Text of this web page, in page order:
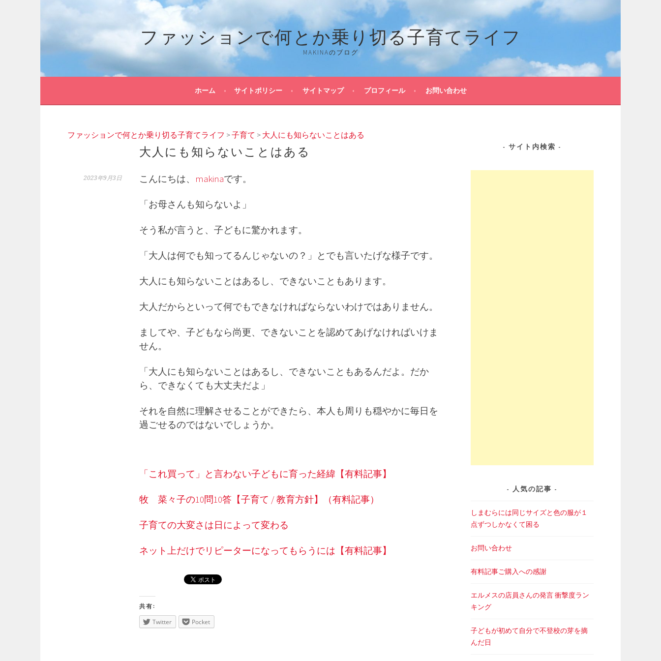
ン
ス
ファッションで何とか乗り切る子育てライフ
MAKINAのブログ
ホーム サイトポリシー サイトマップ プロフィール お問い合わせ
ファッションで何とか乗り切る子育てライフ >子育て > 大人にも知らないことはある
大人にも知らないことはある
2023年9月3日 こんにちは、 makinaです。
「お母さんも知らないよ」
そう私が言うと、子どもに驚かれます。
「大人は何でも知ってるんじゃないの？」とでも言いたげな様子です。
大人にも知らないことはあるし、できないこともあります。
大人だからといって何でもできなければならないわけではありません。
ましてや、子どもなら尚更、できないことを認めてあげなければいけま
せん。
「大人にも知らないことはあるし、できないこともあるんだよ。だか
ら、できなくても大丈夫だよ」
それを自然に理解させることができたら、本人も周りも穏やかに毎日を
過ごせるのではないでしょうか。
「これ買って」と言わない子どもに育った経緯【有料記事】
牧 菜々子の10問10答【子育て / 教育方針】（有料記事）
子育ての大変さは日によって変わる
ネット上だけでリピーターになってもらうには【有料記事】
共有:
Twitter
Pocket
サイト内検索
人気の記事
しまむらには同じサイズと色の服が１
点ずつしかなくて困る
お問い合わせ
有料記事ご購入への感謝
エルメスの店員さんの発言 衝撃度ラン
キング
子どもが初めて自分で不登校の芽を摘
んだ日